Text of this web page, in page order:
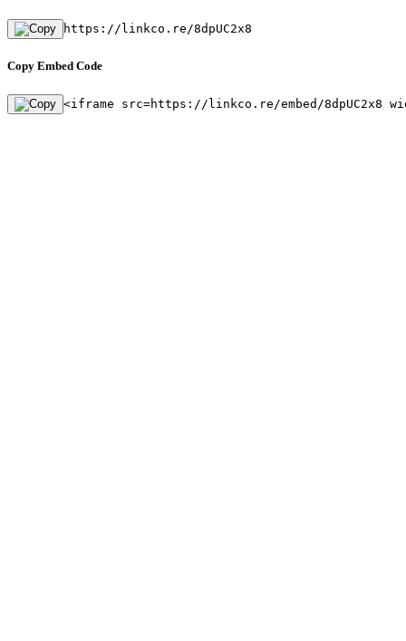
https://linkco.re/8dpUC2x8
Copy Embed Code
<iframe src=https://linkco.re/embed/8dpUC2x8